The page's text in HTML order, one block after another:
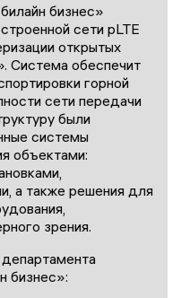
бизнес»
сети pLTE
открытых
Система обеспечит
горной
сети передачи
были
системы
объектами:
а также решения для
зрения.
бизнес»: